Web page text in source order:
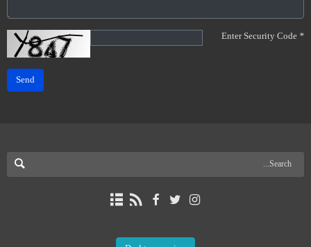
*
Send